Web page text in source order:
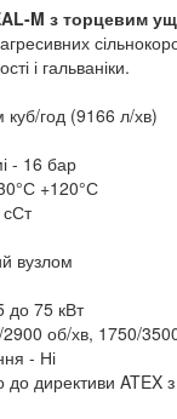
M з торцевим
і гальваніки.
куб/год (9166 л/хв)
- 16 бар
+120°С
вузлом
до 75 кВт
об/хв, 1750/
- Ні
до директиви